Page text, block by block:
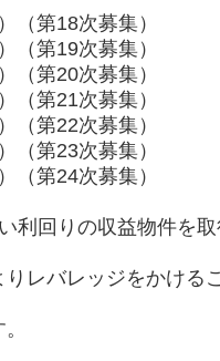
（第18次募集）
（第19次募集）
（第20次募集）
（第21次募集）
（第22次募集）
（第23次募集）
（第24次募集）
利回りの収益物件を
レバレッジをかける